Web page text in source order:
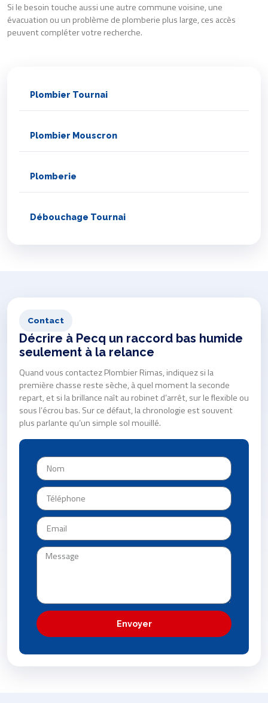
Si le besoin touche aussi une autre commune voisine, une
évacuation ou un problème de plomberie plus large, ces accès
peuvent compléter votre recherche.
Plombier Tournai
Plombier Mouscron
Plomberie
Débouchage Tournai
Contact
Décrire à Pecq un raccord bas humide
seulement à la relance
Quand vous contactez Plombier Rimas, indiquez si la
première chasse reste sèche, à quel moment la seconde
repart, et si la brillance naît au robinet d’arrêt, sur le flexible ou
sous l’écrou bas. Sur ce défaut, la chronologie est souvent
plus parlante qu’un simple sol mouillé.
Envoyer